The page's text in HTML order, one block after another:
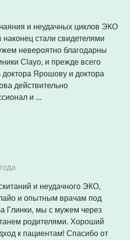
и неудачных циклов ЭКО
наконец стали свидетелями
невероятно благодарны
Clayo, и прежде всего
доктора Ярошову и доктора
действительно
и ...
и неудачного ЭКО,
и опытным врачам под
Глинки, мы с мужем через
родителями. Хороший
к пациентам! Спасибо от